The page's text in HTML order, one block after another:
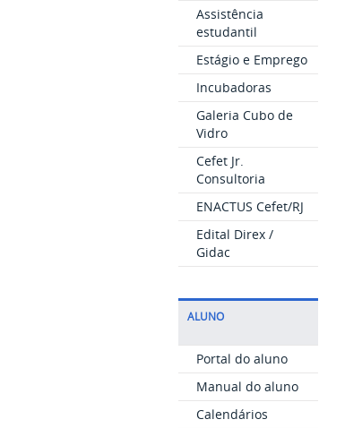
Assistência
estudantil
Estágio e Emprego
Incubadoras
Galeria Cubo de
Vidro
Cefet Jr.
Consultoria
ENACTUS Cefet/RJ
Edital Direx /
Gidac
ALUNO
Portal do aluno
Manual do aluno
Calendários